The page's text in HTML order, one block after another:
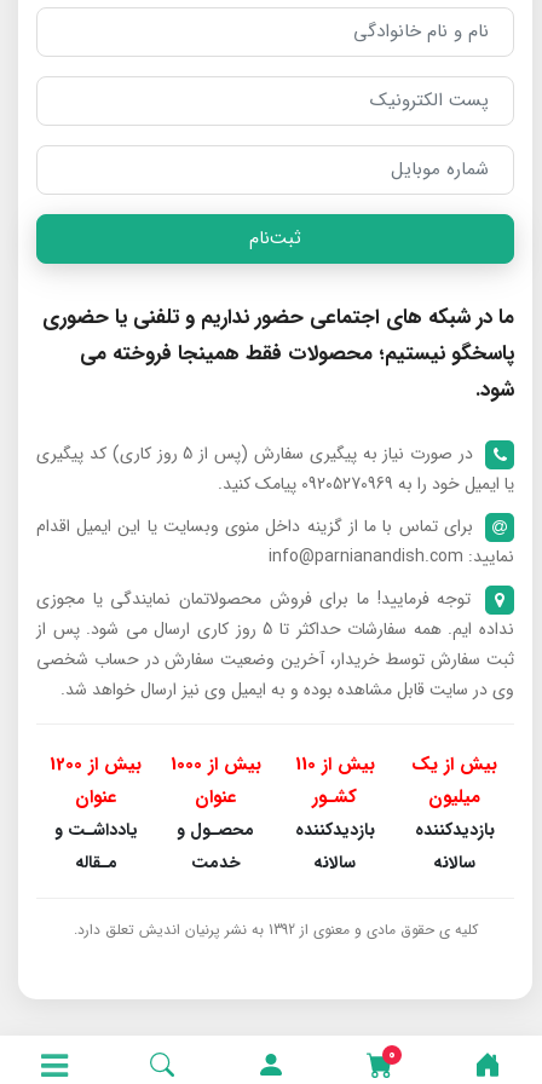
0
ثبت‌نام
ما در شبکه های اجتماعی حضور نداریم و تلفنی یا حضوری
پاسخگو نیستیم؛ محصولات فقط همینجا فروخته می
شود.
در صورت نیاز به پیگیری سفارش (پس از 5 روز کاری) کد پیگیری
یا ایمیل خود را به 09205270969 پیامک کنید.
برای تماس با ما از گزینه داخل منوی وبسایت یا این ایمیل اقدام
نمایید: info@parnianandish.com
توجه فرمایید! ما برای فروش محصولاتمان نمایندگی یا مجوزی
نداده ایم. همه سفارشات حداکثر تا 5 روز کاری ارسال می شود. پس از
ثبت سفارش توسط خریدار، آخرین وضعیت سفارش در حساب شخصی
وی در سایت قابل مشاهده بوده و به ایمیل وی نیز ارسال خواهد شد.
بیش از یک
میلیون
بازدیدکننده
سالانه
بیش از 110
کشـور
بازدیدکننده
سالانه
بیش از 1000
عنوان
محصـول و
خدمت
بیش از 1200
عنوان
یادداشـت و
مـقاله
کلیه ی حقوق مادی و معنوی از 1392 به نشر پرنیان اندیش تعلق دارد.